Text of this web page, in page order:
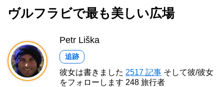
ヴルフラビで最も美しい広場
Petr Liška
追跡
彼女は書きました 2517 記事 そして彼/彼女
をフォローします 248 旅行者